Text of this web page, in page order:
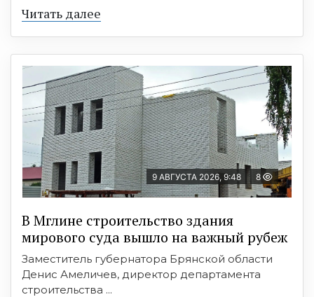
Читать далее
9 АВГУСТА 2026, 9:48 8
В Мглине строительство здания
мирового суда вышло на важный рубеж
Заместитель губернатора Брянской области
Денис Амеличев, директор департамента
строительства ...